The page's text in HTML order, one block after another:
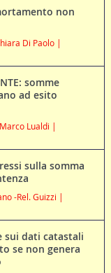
non
Di Paolo |
somme
ad esito
Lualdi |
sulla somma
-Rel. Guizzi |
sui dati catastali
se non genera